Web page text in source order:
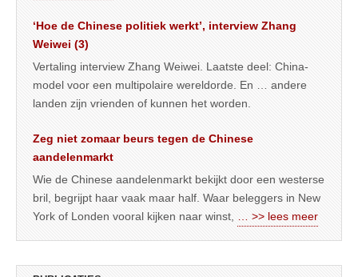
‘Hoe de Chinese politiek werkt’, interview Zhang
Weiwei (3)
Vertaling interview Zhang Weiwei. Laatste deel: China-
model voor een multipolaire wereldorde. En … andere
landen zijn vrienden of kunnen het worden.
Zeg niet zomaar beurs tegen de Chinese
aandelenmarkt
Wie de Chinese aandelenmarkt bekijkt door een westerse
bril, begrijpt haar vaak maar half. Waar beleggers in New
York of Londen vooral kijken naar winst,
… >> lees meer